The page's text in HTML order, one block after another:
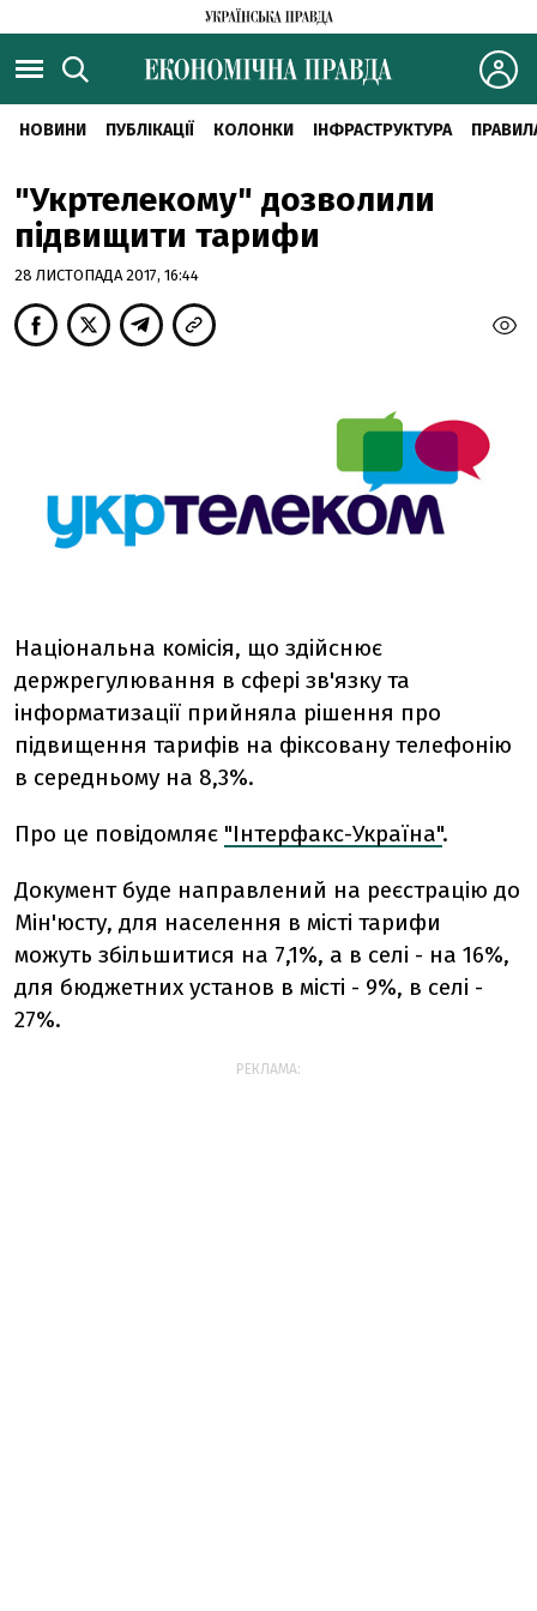
НОВИНИ ПУБЛІКАЦІЇ КОЛОНКИ ІНФРАСТРУКТУРА
"Укртелекому" дозволили
підвищити тарифи
28 ЛИСТОПАДА 2017, 16:44
Національна комісія, що здійснює
держрегулювання в сфері зв'язку та
інформатизації прийняла рішення про
підвищення тарифів на фіксовану телефонію
в середньому на 8,3%.
Про це повідомляє "Інтерфакс-Україна".
Документ буде направлений на реєстрацію до
Мін'юсту, для населення в місті тарифи
можуть збільшитися на 7,1%, а в селі - на 16%,
для бюджетних установ в місті - 9%, в селі -
27%.
РЕКЛАМА: